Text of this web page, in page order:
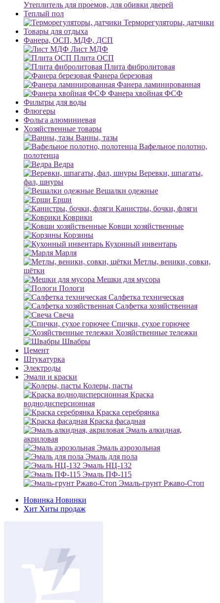
Утеплитель для проемов, для обивки дверей
Теплый пол
Терморегуляторы, датчики
Товары для отдыха
Фанера, ОСП, МДФ, ДСП
Лист МДФ
Плита ОСП
Плита фибролитовая
Фанера березовая
Фанера ламинированная
Фанера хвойная ФСФ
Фильтры для воды
Флюгеры
Фольга алюминиевая
Хозяйственные товары
Ванны, тазы
Вафельное полотно,
полотенца
Ведра
Веревки, шпагаты,
фал, шнуры
Вешалки одежные
Ерши
Канистры, бочки, фляги
Коврики
Ковши хозяйственные
Корзины
Кухонный инвентарь
Марля
Метлы, веники, совки,
щётки
Мешки для мусора
Пологи
Салфетка техническая
Салфетка хозяйственная
Свеча
Спички, сухое горючее
Хозяйственные тележки
Швабры
Цемент
Штукатурка
Электроды
Эмали и краски
Колеры, пасты
Краска
воднодисперсионная
Краска серебрянка
Краска фасадная
Эмаль алкидная,
акриловая
Эмаль аэрозольная
Эмаль для пола
Эмаль НЦ-132
Эмаль ПФ-115
Эмаль-грунт Ржаво-Стоп
Новинка Новинки
Хит Хиты продаж